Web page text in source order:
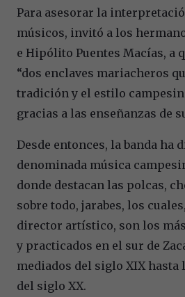
Para asesorar la
músicos, invitó a los
e Hipólito Puentes Macías, a
“dos enclaves mariacheros
tradición y el estilo
gracias a las enseñanzas de
Desde entonces, la banda ha
denominada música
donde destacan las polcas,
sobre todo, jarabes, los
director artístico, son los
y practicados en el sur de
mediados del siglo XIX
del siglo XX.